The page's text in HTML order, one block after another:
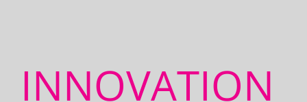
INNOVATION